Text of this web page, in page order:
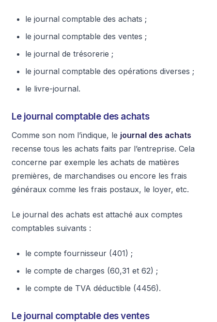
le journal comptable des achats ;
le journal comptable des ventes ;
le journal de trésorerie ;
le journal comptable des opérations diverses ;
le livre-journal.
Le journal comptable des achats
Comme son nom l’indique, le journal des achats
recense tous les achats faits par l’entreprise. Cela
concerne par exemple les achats de matières
premières, de marchandises ou encore les frais
généraux comme les frais postaux, le loyer, etc.
Le journal des achats est attaché aux comptes
comptables suivants :
le compte fournisseur (401) ;
le compte de charges (60,31 et 62) ;
le compte de TVA déductible (4456).
Le journal comptable des ventes